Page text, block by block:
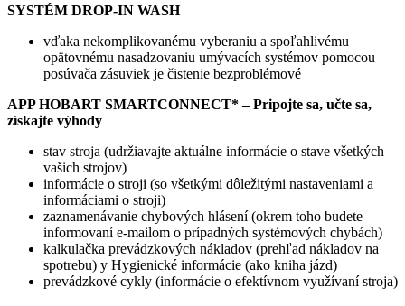
SYSTÉM DROP-IN WASH
vďaka nekomplikovanému vyberaniu a spoľahlivému
opätovnému nasadzovaniu umývacích systémov pomocou
posúvača zásuviek je čistenie bezproblémové
APP HOBART SMARTCONNECT* – Pripojte sa, učte sa,
získajte výhody
stav stroja (udržiavajte aktuálne informácie o stave všetkých
vašich strojov)
informácie o stroji (so všetkými dôležitými nastaveniami a
informáciami o stroji)
zaznamenávanie chybových hlásení (okrem toho budete
informovaní e-mailom o prípadných systémových chybách)
kalkulačka prevádzkových nákladov (prehľad nákladov na
spotrebu) y Hygienické informácie (ako kniha jázd)
prevádzkové cykly (informácie o efektívnom využívaní stroja)